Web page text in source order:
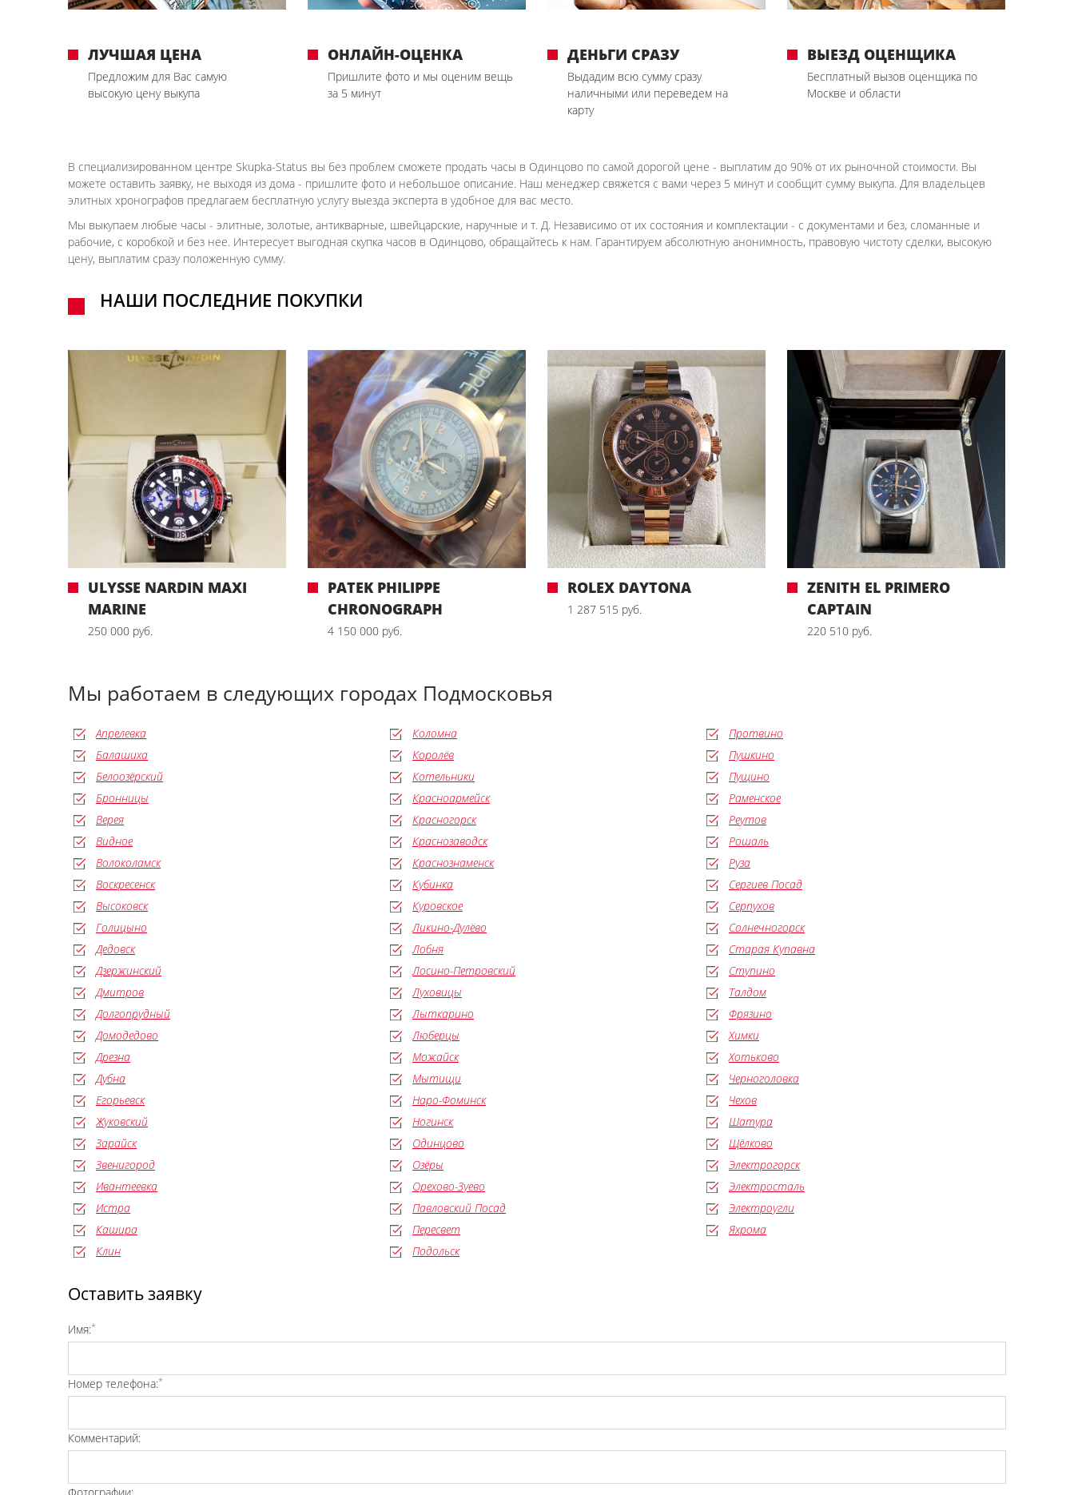
ЛУЧШАЯ ЦЕНА
Предложим для Вас самую
высокую цену выкупа
ОНЛАЙН-ОЦЕНКА
Пришлите фото и мы оценим вещь
за 5 минут
ДЕНЬГИ СРАЗУ
Выдадим всю сумму сразу
наличными или переведем на
карту
ВЫЕЗД ОЦЕНЩИКА
Бесплатный вызов оценщика по
Москве и области
В специализированном центре Skupka-Status вы без проблем сможете продать часы в Одинцово по самой дорогой цене - выплатим до 90% от их рыночной стоимости. Вы
можете оставить заявку, не выходя из дома - пришлите фото и небольшое описание. Наш менеджер свяжется с вами через 5 минут и сообщит сумму выкупа. Для владельцев
элитных хронографов предлагаем бесплатную услугу выезда эксперта в удобное для вас место.
Мы выкупаем любые часы - элитные, золотые, антикварные, швейцарские, наручные и т. Д. Независимо от их состояния и комплектации - с документами и без, сломанные и
рабочие, с коробкой и без нее. Интересует выгодная скупка часов в Одинцово, обращайтесь к нам. Гарантируем абсолютную анонимность, правовую чистоту сделки, высокую
цену, выплатим сразу положенную сумму.
НАШИ ПОСЛЕДНИЕ ПОКУПКИ
ULYSSE NARDIN MAXI
MARINE
250 000 руб.
PATEK PHILIPPE
CHRONOGRAPH
4 150 000 руб.
ROLEX DAYTONA
1 287 515 руб.
ZENITH EL PRIMERO
CAPTAIN
220 510 руб.
Мы работаем в следующих городах Подмосковья
Апрелевка
Балашиха
Белоозёрский
Бронницы
Верея
Видное
Волоколамск
Воскресенск
Высоковск
Голицыно
Дедовск
Дзержинский
Дмитров
Долгопрудный
Домодедово
Дрезна
Дубна
Егорьевск
Жуковский
Зарайск
Звенигород
Ивантеевка
Истра
Кашира
Клин
Коломна
Королёв
Котельники
Красноармейск
Красногорск
Краснозаводск
Краснознаменск
Кубинка
Куровское
Ликино-Дулёво
Лобня
Лосино-Петровский
Луховицы
Лыткарино
Люберцы
Можайск
Мытищи
Наро-Фоминск
Ногинск
Одинцово
Озёры
Орехово-Зуево
Павловский Посад
Пересвет
Подольск
Протвино
Пушкино
Пущино
Раменское
Реутов
Рошаль
Руза
Сергиев Посад
Серпухов
Солнечногорск
Старая Купавна
Ступино
Талдом
Фрязино
Химки
Хотьково
Черноголовка
Чехов
Шатура
Щёлково
Электрогорск
Электросталь
Электроугли
Яхрома
Оставить заявку
Имя:*
Номер телефона:*
Комментарий: